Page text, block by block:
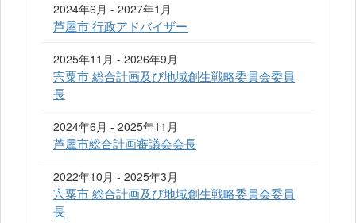
2024年6月 - 2027年1月
芦屋市 行政アドバイザー
2025年11月 - 2026年9月
宍粟市 総合計画及び地域創生戦略委員会委員
長
2024年6月 - 2025年11月
芦屋市総合計画審議会会長
2022年10月 - 2025年3月
宍粟市 総合計画及び地域創生戦略委員会委員
長